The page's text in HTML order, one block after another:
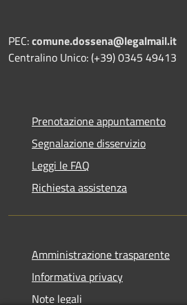
PEC:comune.dossena@legalmail.it
Centralino Unico: (+39) 0345 49413
Prenotazione appuntamento
Segnalazione disservizio
Leggi le FAQ
Richiesta assistenza
Amministrazione trasparente
Informativa privacy
Note legali